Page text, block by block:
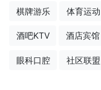
棋牌游乐 体育运动
酒吧KTV 酒店宾馆
眼科口腔 社区联盟